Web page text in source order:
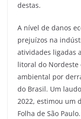
destas.
A nível de danos
prejuízos na
atividades ligadas
litoral do
ambiental por
do Brasil. Um
2022, estimou um
Folha de São Paulo.